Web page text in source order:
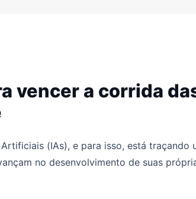
vencer a corrida
(IAs), e para isso, está traçando
no desenvolvimento de suas